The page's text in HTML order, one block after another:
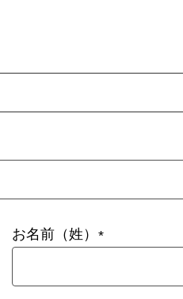
お名前（姓）